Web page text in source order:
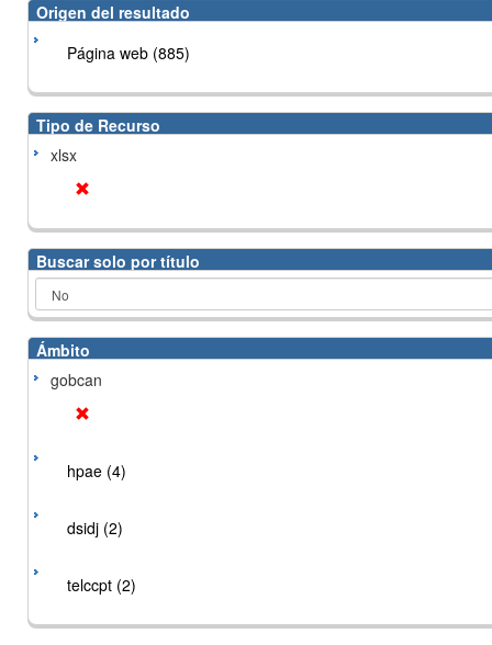
Origen del resultado
Página web (885)
Tipo de Recurso
xlsx
Buscar solo por título
Ámbito
gobcan
hpae (4)
dsidj (2)
telccpt (2)